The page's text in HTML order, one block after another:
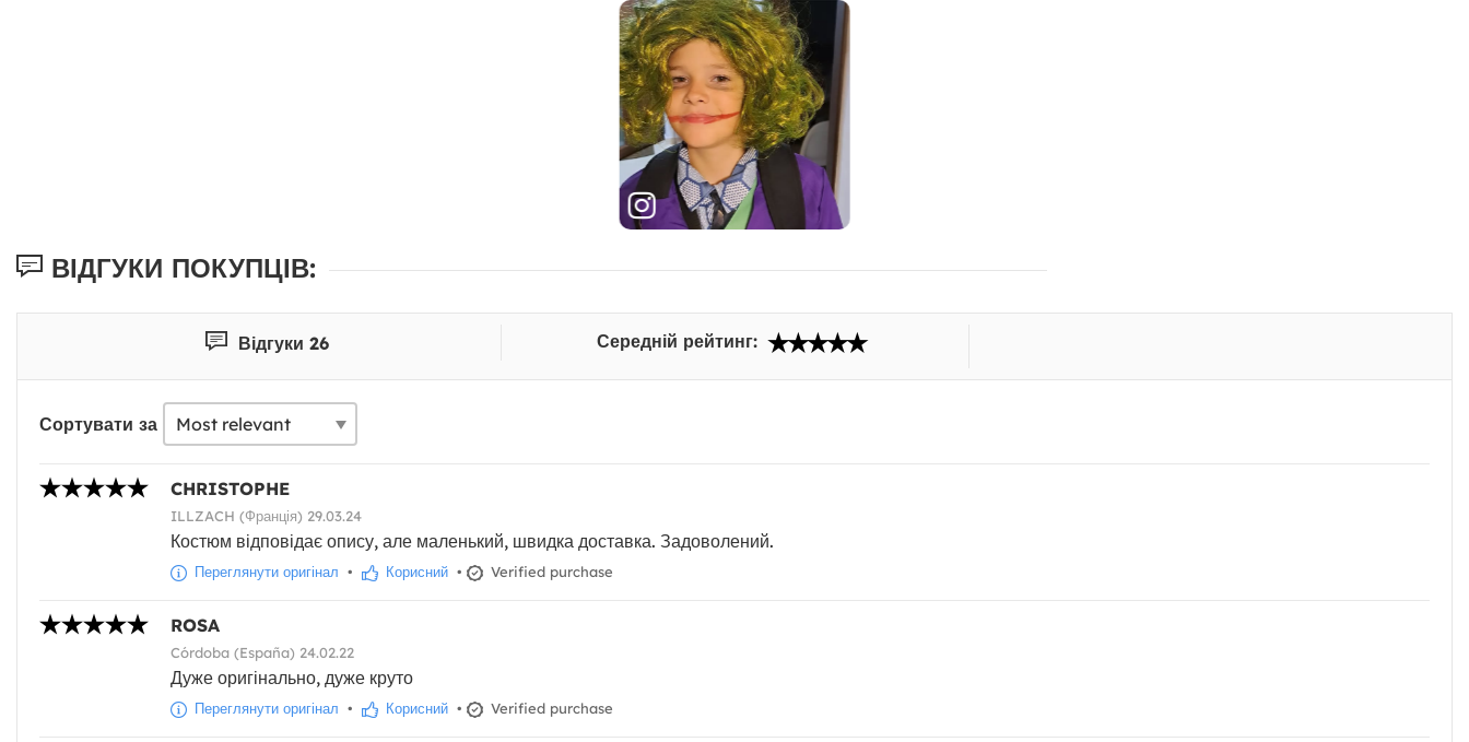
ВІДГУКИ ПОКУПЦІВ:
Відгуки 26 Середній рейтинг:
Сортувати за
CHRISTOPHE
ILLZACH (Франція) 29.03.24
Костюм відповідає опису, але маленький, швидка доставка. Задоволений.
Переглянути оригінал • Корисний • Verified purchase
ROSA
Córdoba (España) 24.02.22
Дуже оригінально, дуже круто
Переглянути оригінал • Корисний • Verified purchase